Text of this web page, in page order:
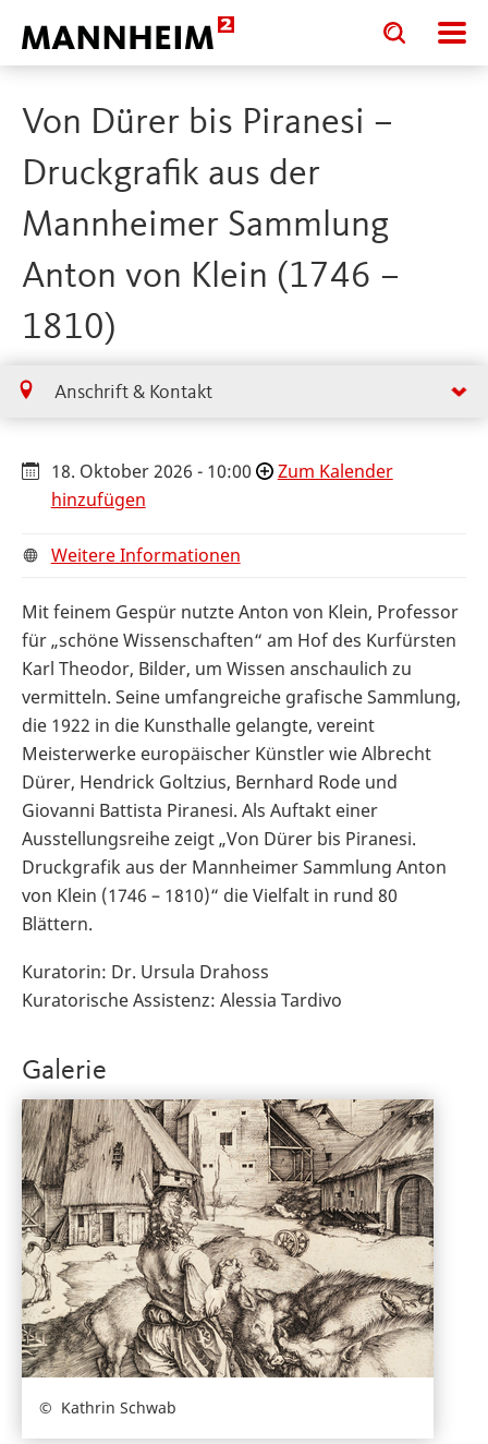
Toggle
search
input
Toggle
search
input
Von Dürer bis Piranesi –
Druckgrafik aus der
Mannheimer Sammlung
Anton von Klein (1746 –
1810)
Anschrift & Kontakt
18. Oktober 2026 - 10:00
Zum Kalender
hinzufügen
Weitere Informationen
Mit feinem Gespür nutzte Anton von Klein, Professor
für „schöne Wissenschaften“ am Hof des Kurfürsten
Karl Theodor, Bilder, um Wissen anschaulich zu
vermitteln. Seine umfangreiche grafische Sammlung,
die 1922 in die Kunsthalle gelangte, vereint
Meisterwerke europäischer Künstler wie Albrecht
Dürer, Hendrick Goltzius, Bernhard Rode und
Giovanni Battista Piranesi. Als Auftakt einer
Ausstellungsreihe zeigt „Von Dürer bis Piranesi.
Druckgrafik aus der Mannheimer Sammlung Anton
von Klein (1746 – 1810)“ die Vielfalt in rund 80
Blättern.
Kuratorin: Dr. Ursula Drahoss
Kuratorische Assistenz: Alessia Tardivo
Galerie
Kathrin Schwab